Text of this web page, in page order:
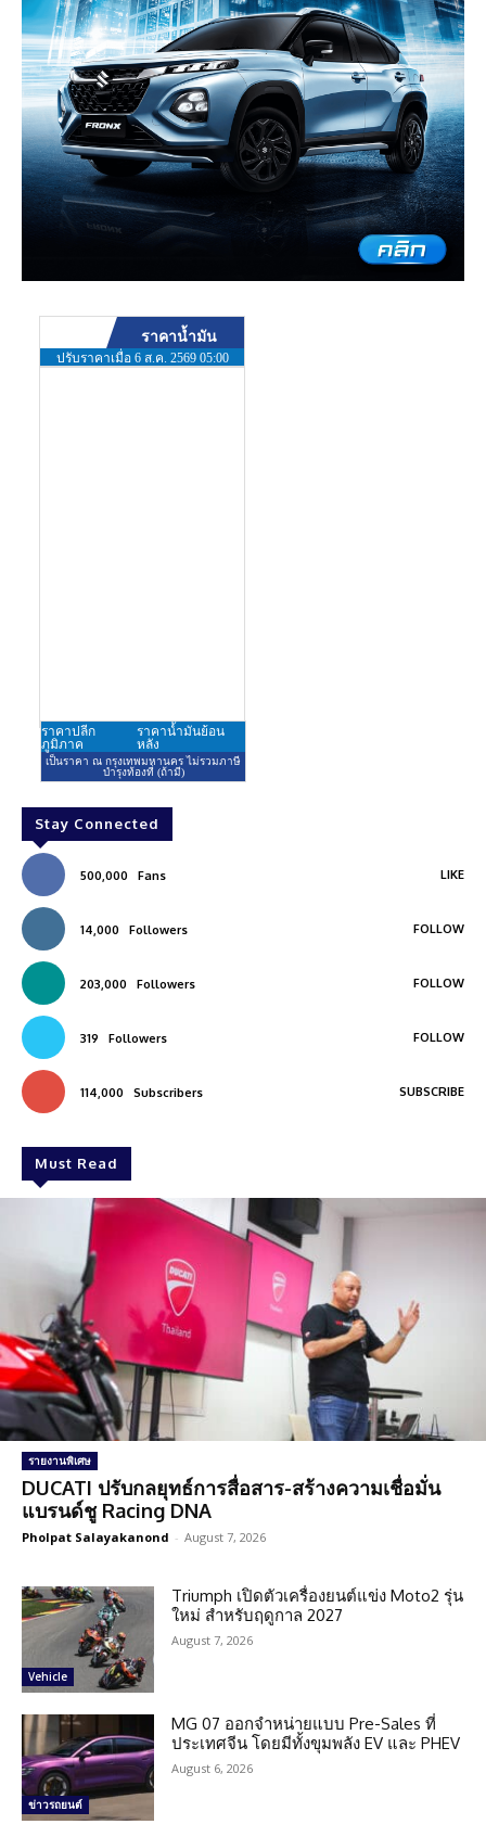
Stay Connected
500,000 Fans LIKE
14,000 Followers FOLLOW
203,000 Followers FOLLOW
319 Followers FOLLOW
114,000 Subscribers SUBSCRIBE
Must Read
รายงานพิเศษ
DUCATI ปรับกลยุทธ์การสื่อสาร-สร้างความเชื่อมั่น
แบรนด์ชู Racing DNA
Pholpat Salayakanond - August 7, 2026
Vehicle
Triumph เปิดตัวเครื่องยนต์แข่ง Moto2 รุ่น
ใหม่ สำหรับฤดูกาล 2027
August 7, 2026
ข่าวรถยนต์
MG 07 ออกจำหน่ายแบบ Pre-Sales ที่
ประเทศจีน โดยมีทั้งขุมพลัง EV และ PHEV
August 6, 2026